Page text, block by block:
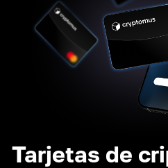
Tarjetas de